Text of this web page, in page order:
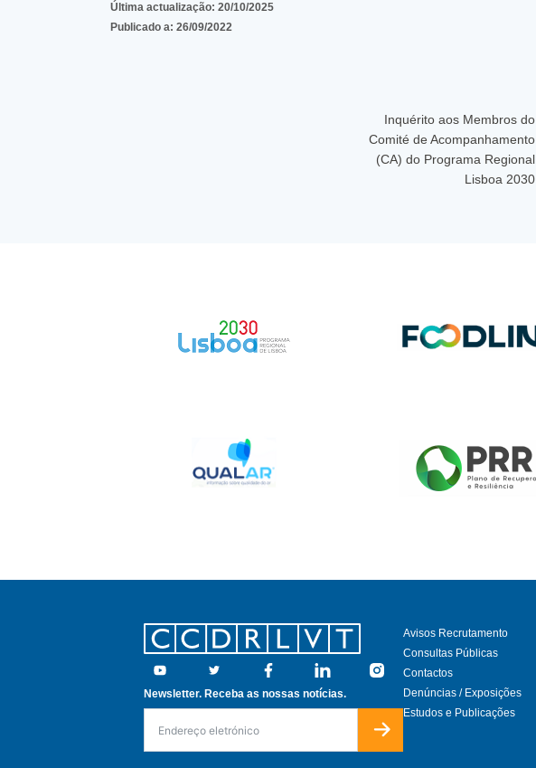
Última actualização: 20/10/2025
Publicado a: 26/09/2022
Inquérito aos Membros do
Comité de Acompanhamento
(CA) do Programa Regional
Lisboa 2030
Footer
Youtube Twitter Facebook Linkedin
Instagram
Newsletter. Receba as nossas notícias.
Avisos Recrutamento
Consultas Públicas
Contactos
Denúncias / Exposições
Estudos e Publicações